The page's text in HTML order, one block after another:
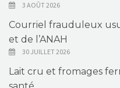
3 AOÛT 2026
Courriel frauduleux
et de l’ANAH
30 JUILLET 2026
Lait cru et fromages